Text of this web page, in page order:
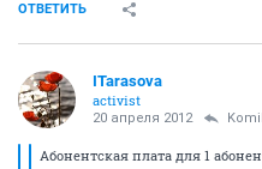
ОТВЕТИТЬ
ITarasova
activist
20 апреля 2012
Абонентская плата для 1